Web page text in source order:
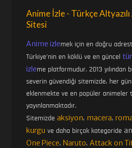
Anime İzle - Türkçe
Sitesi
Anime izlemek için en doğru
Türkiye'nin en köklü ve en güncel
izleme platformudur. 2013 yılından
severin güvendiği sitemizde, her
eklenmekte ve en popüler animeler
yayınlanmaktadır.
Sitemizdeaksiyon, macera,
kurgu ve daha birçok kategoride
One Piece, Naruto,Attack on